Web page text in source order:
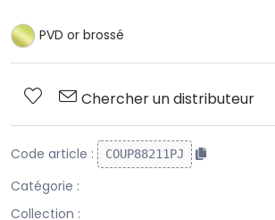
PVD or brossé
Chercher un distributeur
Code article : COUP88211PJ
Catégorie :
Collection :